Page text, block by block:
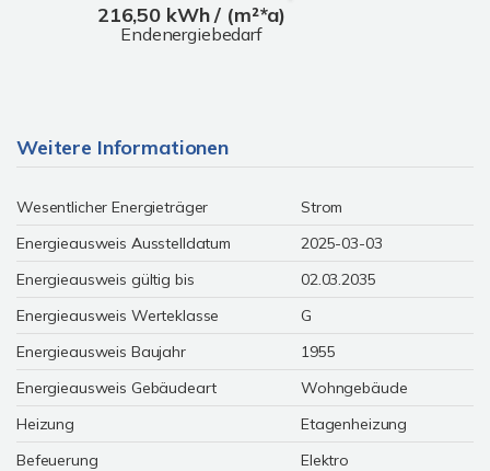
216,50 kWh / (m²*a)
Endenergiebedarf
Weitere Informationen
Wesentlicher Energieträger
Strom
Energieausweis Ausstelldatum
2025-03-03
Energieausweis gültig bis
02.03.2035
Energieausweis Werteklasse
G
Energieausweis Baujahr
1955
Energieausweis Gebäudeart
Wohngebäude
Heizung
Etagenheizung
Befeuerung
Elektro